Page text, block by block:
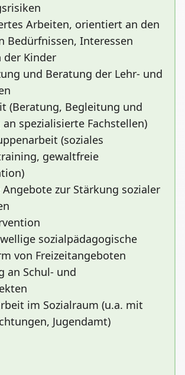
Arbeiten, orientiert an den
Bedürfnissen, Interessen
der Kinder
und Beratung der Lehr- und
(Beratung, Begleitung und
spezialisierte Fachstellen)
(soziales
gewaltfreie
Angebote zur Stärkung sozialer
sozialpädagogische
von Freizeitangeboten
an Schul- und
im Sozialraum (u.a. mit
Jugendamt)